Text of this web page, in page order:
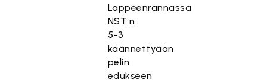
Lappeenrannassa
NST:n
5-3
käännettyään
pelin
edukseen